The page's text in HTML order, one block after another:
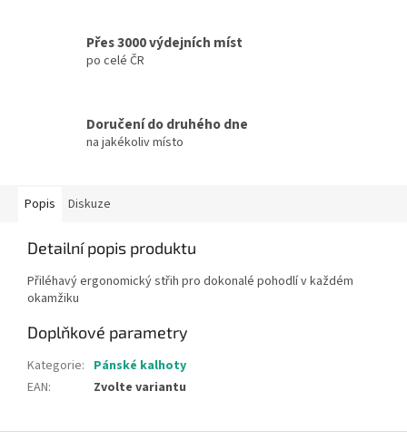
Přes 3000 výdejních míst
po celé ČR
Doručení do druhého dne
na jakékoliv místo
Popis Diskuze
Detailní popis produktu
Přiléhavý ergonomický střih pro dokonalé pohodlí v každém
okamžiku
Doplňkové parametry
Kategorie: Pánské kalhoty
EAN: Zvolte variantu